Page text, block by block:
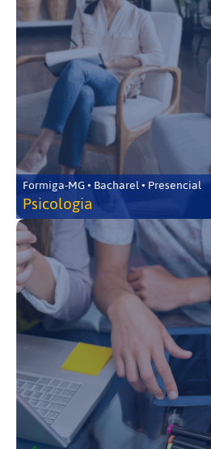
Formiga-MG • Bacharel • Presencial
Psicologia